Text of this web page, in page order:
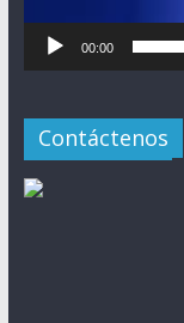
00:00
Contáctenos